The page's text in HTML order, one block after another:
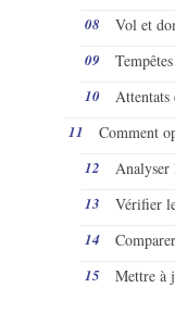
Vol et
Attentats
Comment
Analyser
Vérifier
Mettre à